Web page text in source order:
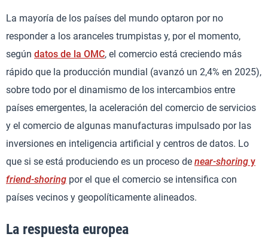
La mayoría de los países del mundo optaron por no
responder a los aranceles trumpistas y, por el momento,
según datos de la OMC, el comercio está creciendo más
rápido que la producción mundial (avanzó un 2,4% en 2025),
sobre todo por el dinamismo de los intercambios entre
países emergentes, la aceleración del comercio de servicios
y el comercio de algunas manufacturas impulsado por las
inversiones en inteligencia artificial y centros de datos. Lo
que si se está produciendo es un proceso de near-shoring y
friend-shoring por el que el comercio se intensifica con
países vecinos y geopolíticamente alineados.
La respuesta europea